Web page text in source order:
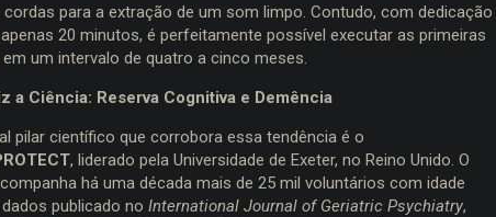
para a extração de um som limpo. Contudo, com dedicação
20 minutos, é perfeitamente possível executar as primeiras
um intervalo de quatro a cinco meses.
a Ciência: Reserva Cognitiva e Demência
pilar científico que corrobora essa tendência é o
, liderado pela Universidade de Exeter, no Reino Unido. O
há uma década mais de 25 mil voluntários com idade
publicado no International Journal of Geriatric Psychiatry,